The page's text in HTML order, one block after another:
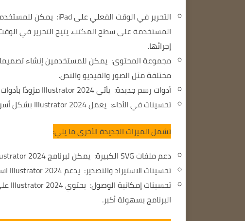
التحرير في الوقت الفعلي على iPad:
المستخدمة على سطح المكتب.يتيح التحرير في
إجرائها.
مجموعة المحتوى: يمكن للمستخدمين إنشاء
مختلفة مثل الصور والفيديو والنص.
أدوات رسم جديدة: يأتي Illustrator 2024 مزودًا بأدوات رسم جديدة، مثل أداة Free Line وأداة Fluid Line.
تحسينات في الأداء: يعمل Illustrator 2024 بشكل أسرع وأكثر كفاءة.
تشمل الميزات الجديدة الأخرى ما يلي:
دعم ملفات SVG الكبيرة:
يمكن لبرنامج Illustrator 2024 فتح ملفات SVG يصل حجمها إلى 100 جيجابايت.
تحسينات الاستيراد والتصدير: يدعم Illustrator 2024 استيراد المزيد من تنسيقات الملفات وتصديرها.
تحسينات إمكانية الوصول: يحتوي Illustrator 2024 على ميزات جديدة.
البرنامج بسهولة أكبر.